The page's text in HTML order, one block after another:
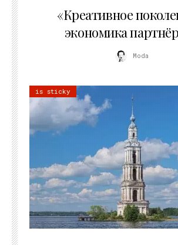
«Креативное
экономика
Moda
is sticky